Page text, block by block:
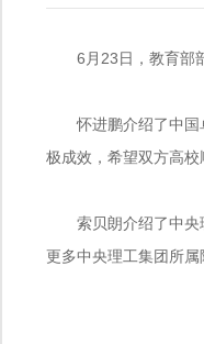
6月23日，教育部
怀进鹏介绍了中
极成效，希望双方高
索贝朗介绍了中
更多中央理工集团所属